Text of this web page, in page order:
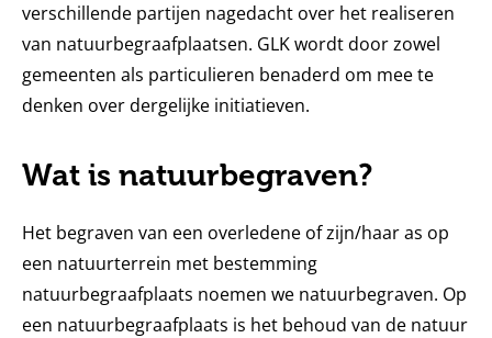
verschillende partijen nagedacht over het realiseren
van natuurbegraafplaatsen. GLK wordt door zowel
gemeenten als particulieren benaderd om mee te
denken over dergelijke initiatieven.
Wat is natuurbegraven?
Het begraven van een overledene of zijn/haar as op
een natuurterrein met bestemming
natuurbegraafplaats noemen we natuurbegraven. Op
een natuurbegraafplaats is het behoud van de natuur